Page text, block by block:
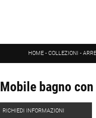
HOME- COLLEZIONI -
Mobile bagno
RICHIEDI INFORMAZIONI